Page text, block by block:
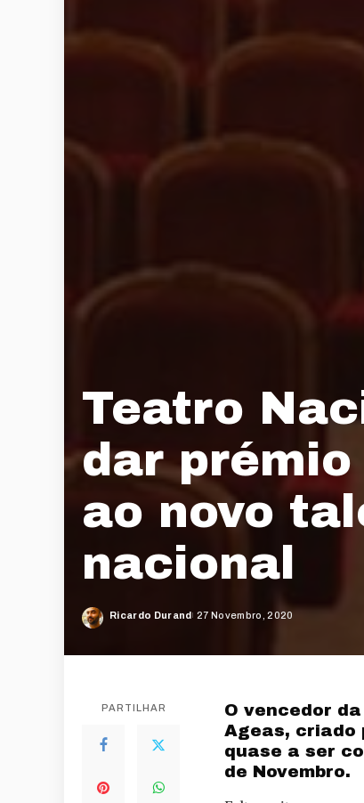
Teatro
dar
ao novo
nacional
Posted
Ricardo Durand 27 Novembro, 2020
PARTILHAR
O vencedor
Ageas, criado
quase a ser
de Novembro.